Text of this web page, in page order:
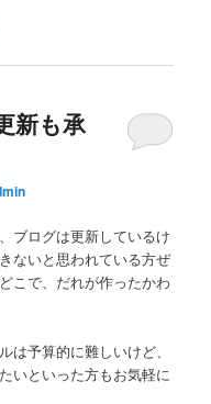
新も承
ブログは更新しているけ
ないと思われている方ぜ
こで、だれが作ったかわ
は予算的に難しいけど、
いといった方もお気軽に